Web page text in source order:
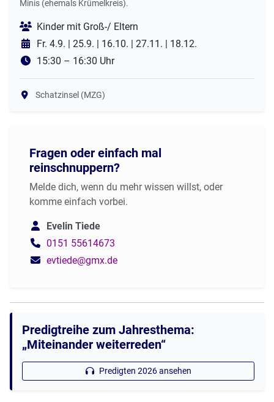
Minis (ehemals Krümelkreis).
Kinder mit Groß-/ Eltern
Fr. 4.9. | 25.9. | 16.10. | 27.11. | 18.12.
15:30 – 16:30 Uhr
Schatzinsel (MZG)
Fragen oder einfach mal
reinschnuppern?
Melde dich, wenn du mehr wissen willst, oder
komme einfach vorbei.
Evelin Tiede
0151 55614673
evtiede@gmx.de
Predigtreihe zum Jahresthema:
„Miteinander weiterreden“
Predigten 2026 ansehen